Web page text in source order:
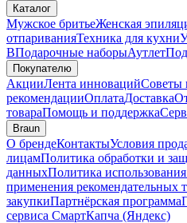
Каталог
Мужское бритьеЖенская
отпариванияТехника для кухни
BПодарочные наборыАутлет
Покупателю
АкцииЛента инновацийСоветы
рекомендацииОплатаДоставка
товараПомощь и поддержка
Braun
О брендеКонтактыУсловия
лицамПолитика обработки и
данныхПолитика
применения рекомендательных
закупкиПартнёрская программа
сервиса СмартКапча (Яндекс)